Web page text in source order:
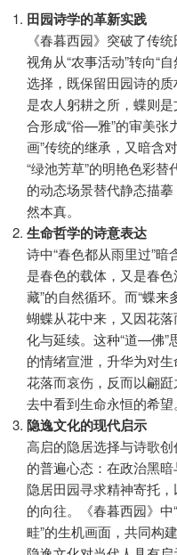
田园诗学的革新实践
《春暮西园》突破了传
视角从“农事活动”转向“
选择，既保留田园诗的
是农人躬耕之所，蝶则
合形成“俗—雅”的审美张
画”传统的继承，又暗
“绿池芳草”的明艳色彩替
的动态场景替代静态描
然本真。
生命哲学的诗意表达
诗中“春色都从雨里过”暗
是春色的载体，又是春
藏”的自然循环。而“蝶来
蝴蝶从花中来，又因花
化与延续。这种“道—佛”
的情绪宣泄，升华为对
花落而哀伤，反而以翩
去中看到生命永恒的希望。
隐逸文化的现代启示
高启的隐居选择与诗歌
的普遍心态：在政治黑
隐居田园寻求精神寄托
的向往。《春暮西园》中
畦”的生机画面，共同构